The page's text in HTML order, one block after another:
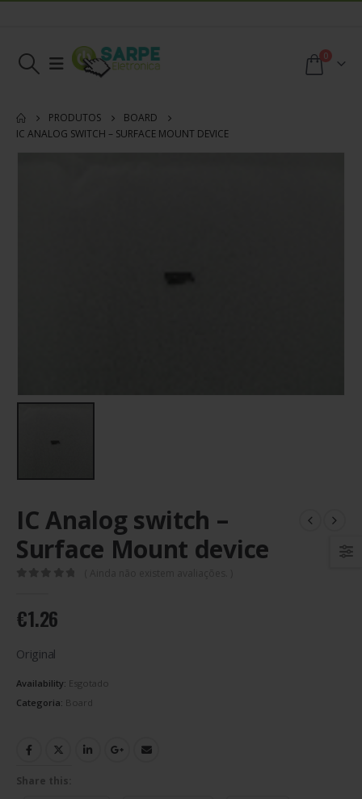
0
PRODUTOS
BOARD
IC ANALOG SWITCH – SURFACE MOUNT DEVICE
IC Analog switch –
Surface Mount device
€1.26
Original
Availability: Esgotado
Categoria: Board
Share this: